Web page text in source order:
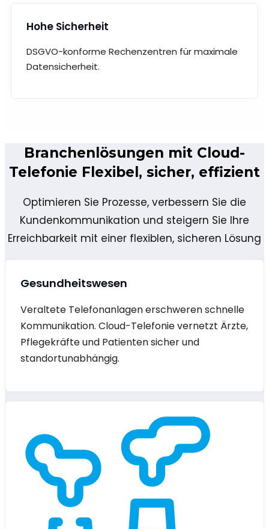
Hohe Sicherheit
DSGVO-konforme Rechenzentren für maximale
Datensicherheit.
Branchenlösungen mit Cloud-
Telefonie Flexibel, sicher, effizient
Optimieren Sie Prozesse, verbessern Sie die
Kundenkommunikation und steigern Sie Ihre
Erreichbarkeit mit einer flexiblen, sicheren Lösung
Gesundheitswesen
Veraltete Telefonanlagen erschweren schnelle
Kommunikation. Cloud-Telefonie vernetzt Ärzte,
Pflegekräfte und Patienten sicher und
standortunabhängig.